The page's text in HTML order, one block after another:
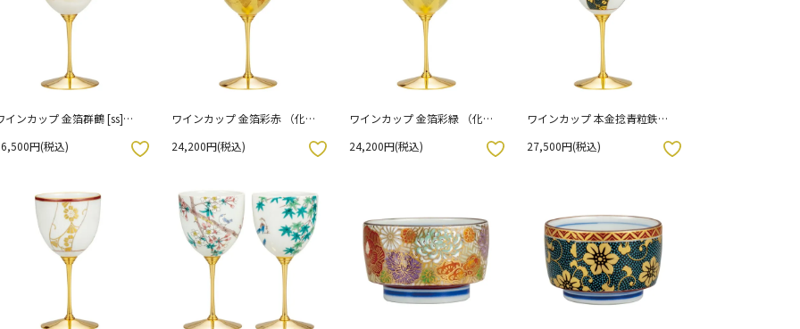
インカップ 金箔群鶴 [ss]
円(税込)
ワインカップ 金箔彩赤 （化粧
24,200円(税込)
お気に入りボタン
ワインカップ 金箔彩緑 （化粧
24,200円(税込)
お気に入りボタン
ワインカップ 本金捻青粒鉄仙
箱入り）
27,500円(税込)
お気に入りボタン